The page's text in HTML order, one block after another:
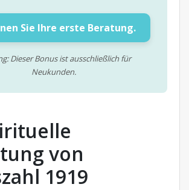
Sie Ihre erste Beratung.
Dieser Bonus ist ausschließlich für
Neukunden.
von
1919